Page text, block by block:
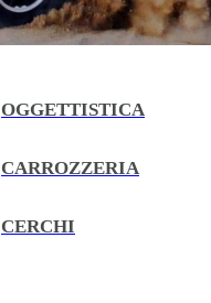
OGGETTISTICA
CARROZZERIA
CERCHI